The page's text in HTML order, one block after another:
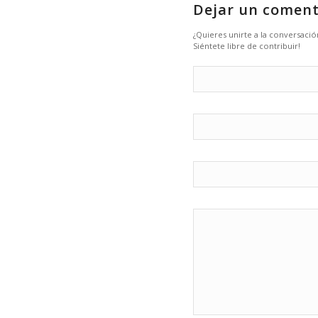
Dejar un
¿Quieres unirte a la
Siéntete libre de contribuir!